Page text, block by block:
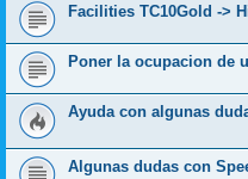
Facilities TC10Gold ->
Poner la ocupacion de
Ayuda con algunas
Algunas dudas con